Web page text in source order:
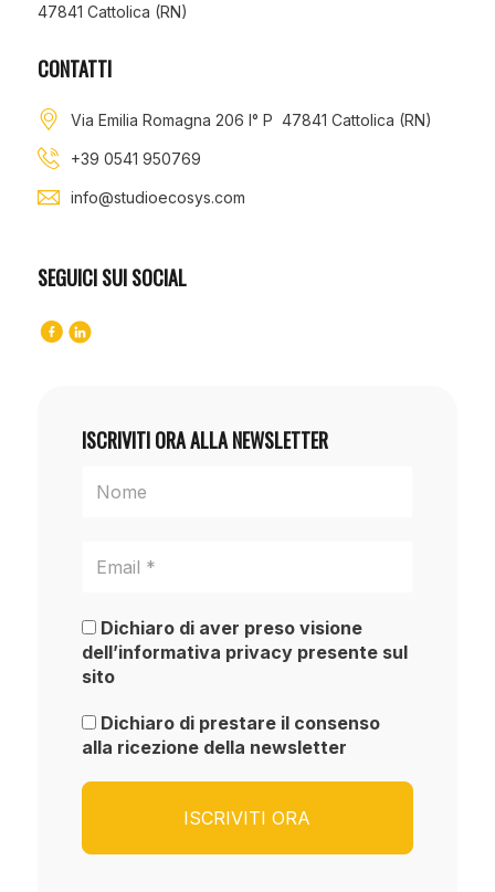
47841 Cattolica (RN)
CONTATTI
Via Emilia Romagna 206 I° P 47841 Cattolica (RN)
+39 0541 950769
info@studioecosys.com
SEGUICI SUI SOCIAL
ISCRIVITI ORA ALLA NEWSLETTER
Dichiaro di aver preso visione
dell’informativa privacy presente sul
sito
Dichiaro di prestare il consenso
alla ricezione della newsletter